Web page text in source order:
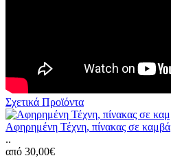
Σχετικά Προϊόντα
Αφηρημένη Τέχνη, πίνακας σε καμβά
..
από 30,00€